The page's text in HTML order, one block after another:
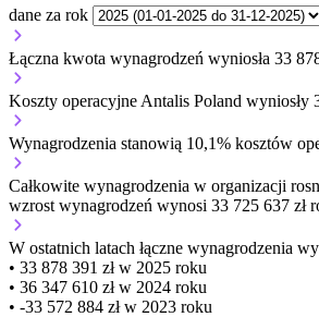
dane za rok
Łączna kwota wynagrodzeń wyniosła 33
Koszty operacyjne Antalis Poland wyniosły
Wynagrodzenia stanowią 10,1% kosztów
Całkowite wynagrodzenia w organizacji
wzrost wynagrodzeń wynosi 33 725 637 zł
W ostatnich latach łączne wynagrodzenia
• 33 878 391 zł w 2025 roku
• 36 347 610 zł w 2024 roku
• -33 572 884 zł w 2023 roku